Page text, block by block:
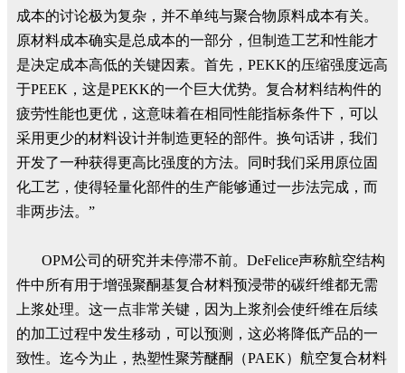
成本的讨论极为复杂，并不单纯与聚合物原料成本有关。
原材料成本确实是总成本的一部分，但制造工艺和性能才
是决定成本高低的关键因素。首先，PEKK的压缩强度远高
于PEEK，这是PEKK的一个巨大优势。复合材料结构件的
疲劳性能也更优，这意味着在相同性能指标条件下，可以
采用更少的材料设计并制造更轻的部件。换句话讲，我们
开发了一种获得更高比强度的方法。同时我们采用原位固
化工艺，使得轻量化部件的生产能够通过一步法完成，而
非两步法。”
OPM公司的研究并未停滞不前。DeFelice声称航空结构
件中所有用于增强聚酮基复合材料预浸带的碳纤维都无需
上浆处理。这一点非常关键，因为上浆剂会使纤维在后续
的加工过程中发生移动，可以预测，这必将降低产品的一
致性。迄今为止，热塑性聚芳醚酮（PAEK）航空复合材料